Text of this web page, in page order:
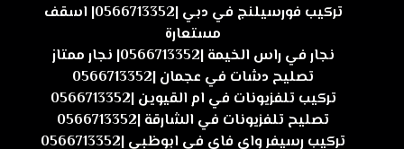
تركيب فورسيلنج في دبي |0566713352| اسقف
مستعارة
نجار في راس الخيمة |0566713352| نجار ممتاز
تصليح دشات في عجمان |0566713352
تركيب تلفزيونات في ام القيوين |0566713352
تصليح تلفزيونات في الشارقة |0566713352
تركيب رسيفر واي فاي في ابوظبي |0566713352